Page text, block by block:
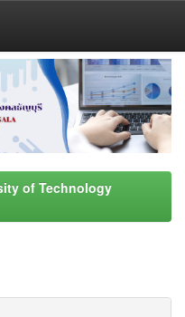
of Technology